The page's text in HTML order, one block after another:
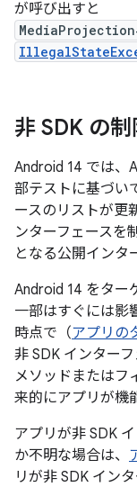
が呼び出すと
非 SDK の
Android 14 では、
部テストに基づい
ースのリストが更
ンターフェースを
となる公開インタ
Android 14 をター
一部はすぐには影
時点で（アプリの
非 SDK インター
メソッドまたはフ
来的にアプリが機
アプリが非 SDK
か不明な場合は、
リが非 SDK イン